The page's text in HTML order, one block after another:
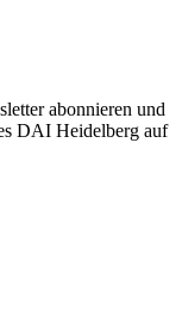
abonnieren und
DAI Heidelberg auf